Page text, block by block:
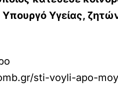
Υγείας,
sti-voyli-apo-